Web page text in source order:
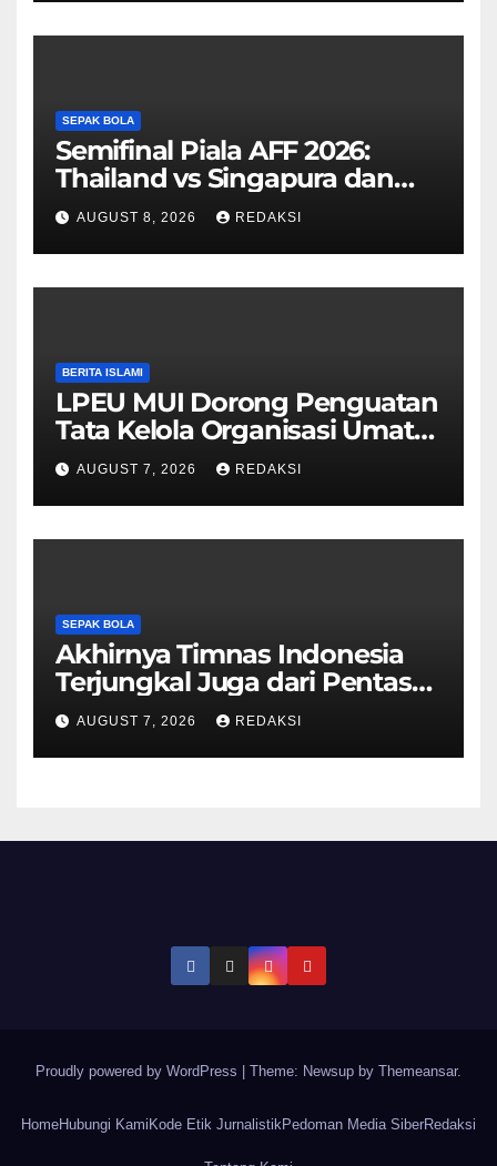
SEPAK BOLA
Semifinal Piala AFF 2026:
Thailand vs Singapura dan
Vietnam vs Malaysia
AUGUST 8, 2026 REDAKSI
BERITA ISLAMI
LPEU MUI Dorong Penguatan
Tata Kelola Organisasi Umat
Lebih Profesional
AUGUST 7, 2026 REDAKSI
SEPAK BOLA
Akhirnya Timnas Indonesia
Terjungkal Juga dari Pentas
Piala AFF 2026
AUGUST 7, 2026 REDAKSI
Proudly powered by WordPress | Theme: Newsup by Themeansar.
HomeHubungi Kami Kode Etik JurnalistikPedoman Media SiberRedaksi